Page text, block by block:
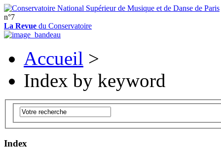
n°7
La Revue du Conservatoire
Accueil >
Index by keyword
Index